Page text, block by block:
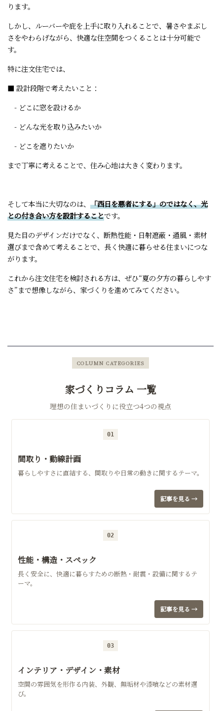
ります。
しかし、ルーバーや庇を上手に取り入れることで、暑さやまぶし
さをやわらげながら、快適な住空間をつくることは十分可能で
す。
特に注文住宅では、
■ 設計段階で考えたいこと：
- どこに窓を設けるか
- どんな光を取り込みたいか
- どこを遮りたいか
まで丁寧に考えることで、住み心地は大きく変わります。
そして本当に大切なのは、 「西日を悪者にする」のではなく、光
との付き合い方を設計することです。
見た目のデザインだけでなく、断熱性能・日射遮蔽・通風・素材
選びまで含めて考えることで、長く快適に暮らせる住まいにつな
がります。
これから注文住宅を検討される方は、ぜひ“夏の夕方の暮らしやす
さ”まで想像しながら、家づくりを進めてみてください。
COLUMN CATEGORIES
家づくりコラム 一覧
理想の住まいづくりに役立つ4つの視点
01
間取り・動線計画
暮らしやすさに直結する、間取りや日常の動きに関するテーマ。
記事を見る →
02
性能・構造・スペック
長く安全に、快適に暮らすための断熱・耐震・設備に関するテ
ーマ。
記事を見る →
03
インテリア・デザイン・素材
空間の雰囲気を形作る内装、外観、無垢材や漆喰などの素材選
び。